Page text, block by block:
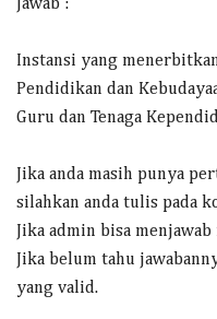
Jawab :
Instansi yang
Pendidikan dan
Guru dan Tenaga
Jika anda masih punya
silahkan anda tulis pada
Jika admin bisa
Jika belum tahu
yang valid.